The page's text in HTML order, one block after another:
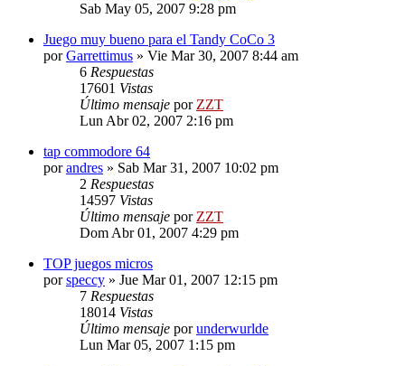
Sab May 05, 2007 9:28 pm
Juego muy bueno para el Tandy CoCo 3
porGarrettimus » Vie Mar 30, 2007 8:44 am
6 Respuestas
17601 Vistas
Último mensaje por ZZT
Lun Abr 02, 2007 2:16 pm
tap commodore 64
porandres » Sab Mar 31, 2007 10:02 pm
2 Respuestas
14597 Vistas
Último mensaje por ZZT
Dom Abr 01, 2007 4:29 pm
TOP juegos micros
porspeccy » Jue Mar 01, 2007 12:15 pm
7 Respuestas
18014 Vistas
Último mensaje porunderwurlde
Lun Mar 05, 2007 1:15 pm